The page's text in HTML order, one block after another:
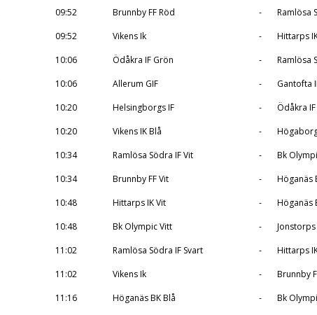
09:52 Brunnby FF Röd - Ramlösa
09:52 Vikens Ik - Hittarps
10:06 Ödåkra IF Grön - Ramlösa
10:06 Allerum GIF - Gantofta
10:20 Helsingborgs IF - Ödåkra
10:20 Vikens IK Blå -
10:34 Ramlösa Södra IF Vit - Bk
10:34 Brunnby FF Vit - Höganäs
10:48 Hittarps IK Vit - Höganäs
10:48 Bk Olympic Vitt - Jonstorps
11:02 Ramlösa Södra IF Svart - Hittarps
11:02 Vikens Ik - Brunnby
11:16 Höganäs BK Blå - Bk